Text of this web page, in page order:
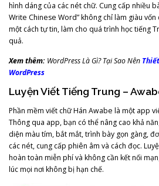
hình dáng của các nét chữ. Cung cấp nhiều
Write Chinese Word” không chỉ làm giàu
một cách tự tin, làm cho quá trình học tiếng
quả.
Xem thêm: WordPress Là Gì? Tại Sao Nên
WordPress
Luyện Viết Tiếng Trung –
Phần mềm viết chữ Hán Awabe là một app
Thông qua app, bạn có thể nâng cao khả
diện màu tím, bắt mắt, trình bày gọn gàng,
các nét, cung cấp phiên âm và cách đọc.
hoàn toàn miễn phí và không cần kết nối
lúc mọi nơi không bị hạn chế.